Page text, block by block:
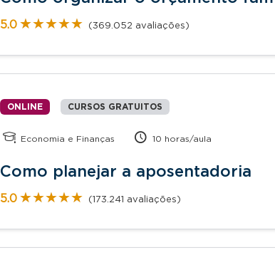
5.0 ★★★★★
★★★★★ (369.052 avaliações)
ONLINE CURSOS GRATUITOS
Economia e Finanças 10 horas/aula
Como planejar a aposentadoria
5.0 ★★★★★
★★★★★ (173.241 avaliações)